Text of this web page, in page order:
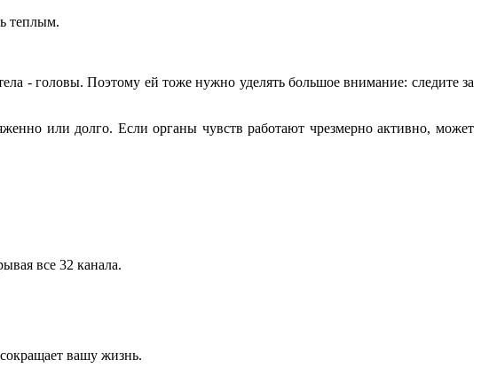
теплым.
- головы. Поэтому ей тоже нужно уделять большое внимание: следите за
или долго. Если органы чувств работают чрезмерно активно, может
все 32 канала.
вашу жизнь.